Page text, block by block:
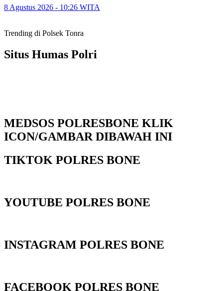
8 Agustus 2026 - 10:26 WITA
Trending di Polsek Tonra
Situs Humas Polri
MEDSOS POLRESBONE KLIK
ICON/GAMBAR DIBAWAH INI
TIKTOK POLRES BONE
YOUTUBE POLRES BONE
INSTAGRAM POLRES BONE
FACEBOOK POLRES BONE